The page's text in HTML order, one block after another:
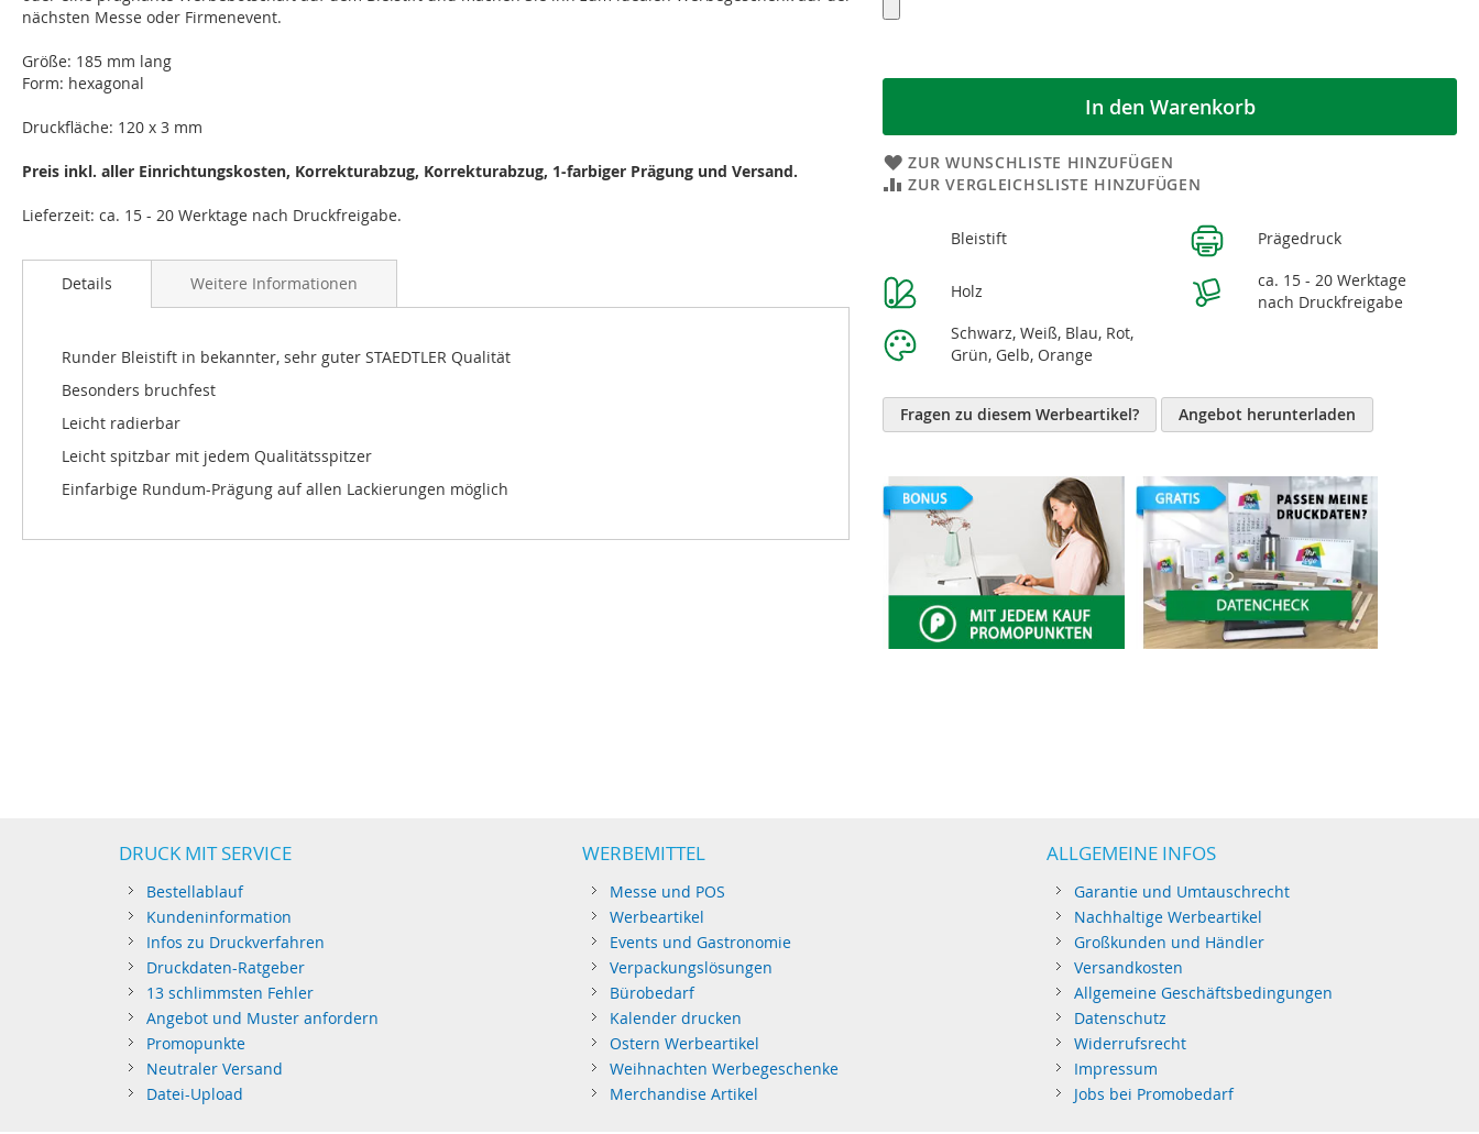
In den Warenkorb
ZUR WUNSCHLISTE HINZUFÜGEN
ZUR VERGLEICHSLISTE HINZUFÜGEN
Informationen
Bleistift Prägedruck
Holz
ca. 15 - 20 Werktage
nach Druckfreigabe
Schwarz, Weiß, Blau, Rot,
Grün, Gelb, Orange
Fragen zu diesem Werbeartikel? Angebot herunterladen
nächsten Messe oder Firmenevent.
Größe: 185 mm lang
Form: hexagonal
Druckfläche: 120 x 3 mm
Preis inkl. aller Einrichtungskosten, Korrekturabzug, Korrekturabzug, 1-farbiger Prägung und Versand.
Lieferzeit: ca. 15 - 20 Werktage nach Druckfreigabe.
Details
Runder Bleistift in bekannter, sehr guter STAEDTLER Qualität
Besonders bruchfest
Leicht radierbar
Leicht spitzbar mit jedem Qualitätsspitzer
Einfarbige Rundum-Prägung auf allen Lackierungen möglich
Weitere Informationen
DRUCK MIT SERVICE
Bestellablauf
Kundeninformation
Infos zu Druckverfahren
Druckdaten-Ratgeber
13 schlimmsten Fehler
Angebot und Muster anfordern
Promopunkte
Neutraler Versand
Datei-Upload
WERBEMITTEL
Messe und POS
Werbeartikel
Events und Gastronomie
Verpackungslösungen
Bürobedarf
Kalender drucken
Ostern Werbeartikel
Weihnachten Werbegeschenke
Merchandise Artikel
ALLGEMEINE INFOS
Garantie und Umtauschrecht
Nachhaltige Werbeartikel
Großkunden und Händler
Versandkosten
Allgemeine Geschäftsbedingungen
Datenschutz
Widerrufsrecht
Impressum
Jobs bei Promobedarf